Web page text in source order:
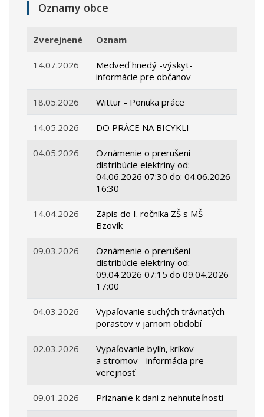
Oznamy obce
Zverejnené Oznam
14.07.2026
Medveď hnedý -výskyt-
informácie pre občanov
18.05.2026 Wittur - Ponuka práce
14.05.2026 DO PRÁCE NA BICYKLI
04.05.2026
Oznámenie o prerušení
distribúcie elektriny od:
04.06.2026 07:30 do: 04.06.2026
16:30
14.04.2026
Zápis do I. ročníka ZŠ s MŠ
Bzovík
09.03.2026
Oznámenie o prerušení
distribúcie elektriny od:
09.04.2026 07:15 do 09.04.2026
17:00
04.03.2026
Vypaľovanie suchých trávnatých
porastov v jarnom období
02.03.2026
Vypaľovanie bylín, kríkov
a stromov - informácia pre
verejnosť
09.01.2026 Priznanie k dani z nehnuteľnosti